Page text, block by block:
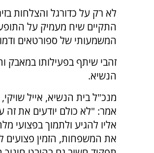
לא רק על כדורגל והצלחות
התקיים שיח מעמיק על
המשמעותי של ספורטאים
זהבי שיתף בפעילותו במאבק
הנשיא.
מנכ"ל בית הנשיא, אייל
אמר: "לא כולם יודעים את זה
אליו להגיע ולתמוך בפצועי
את המשפחות, הזמין פצועים